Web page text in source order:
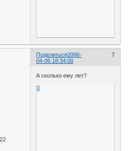
Поделиться 7
2006-
04-06 18:34:00
А сколько ему лет?
0